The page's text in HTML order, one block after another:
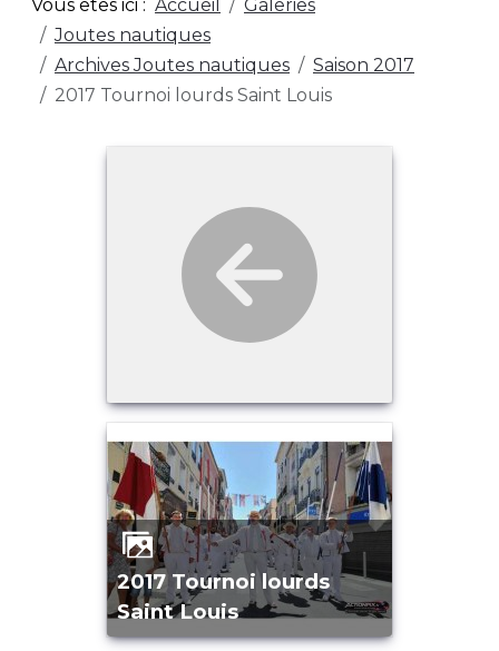
Vous êtes ici : Accueil
Galeries
Joutes nautiques
Archives Joutes nautiques
Saison 2017
2017 Tournoi lourds Saint Louis
2017 Tournoi lourds
Saint Louis